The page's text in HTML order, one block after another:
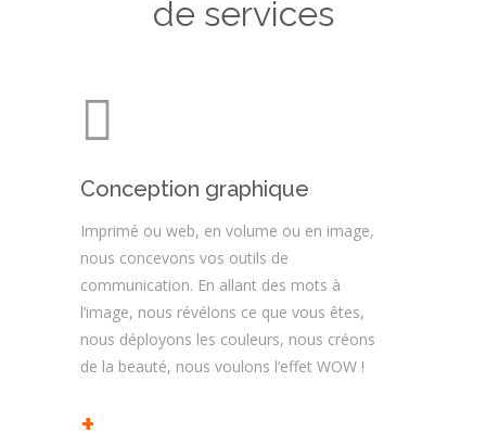
de services
Conception graphique
Imprimé ou web, en volume ou en image,
nous concevons vos outils de
communication. En allant des mots à
l’image, nous révélons ce que vous êtes,
nous déployons les couleurs, nous créons
de la beauté, nous voulons l’effet WOW !
+